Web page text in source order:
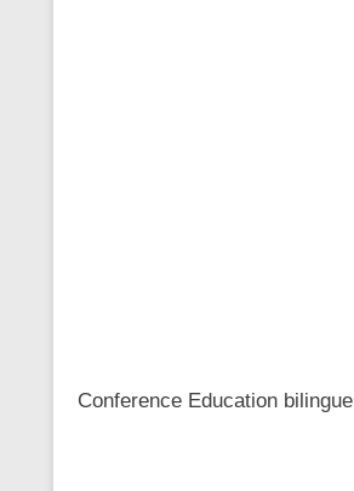
Conference Education bilingue